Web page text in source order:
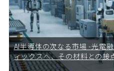
AI半導体の次なる市場 -光電
ィックスへ、その材料との接